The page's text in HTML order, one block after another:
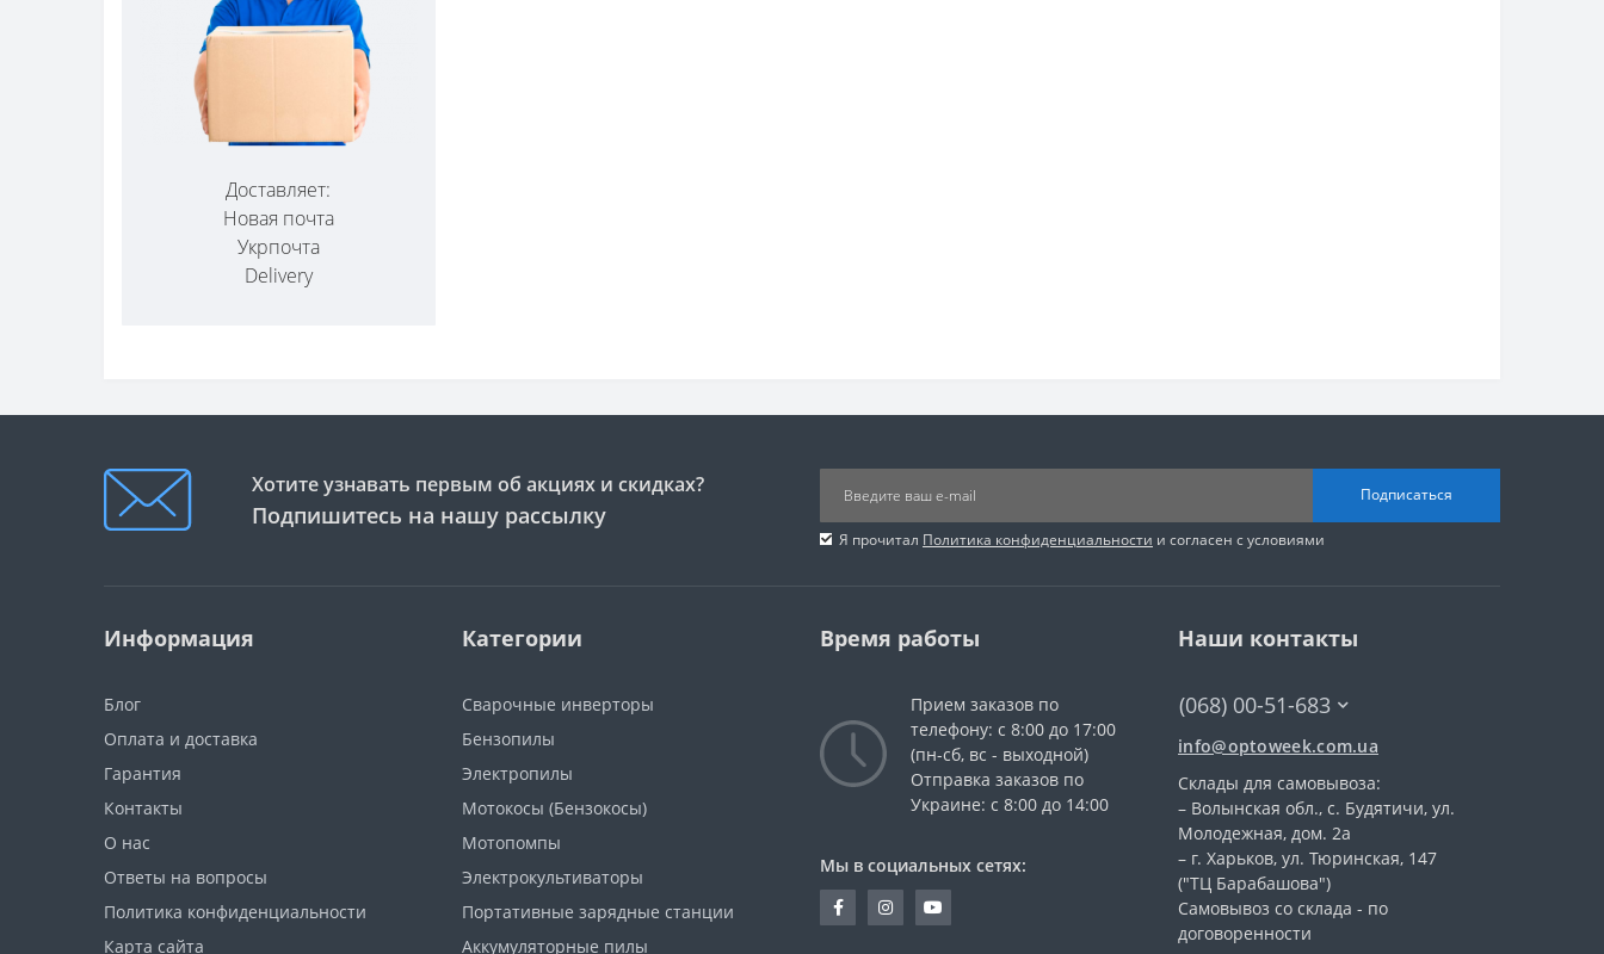
Доставляет:
Новая почта
Укрпочта
Delivery
Хотите узнавать первым об акциях и скидках?
Подпишитесь на нашу рассылку
Подписаться
Я прочитал Политика конфиденциальности и согласен с условиями
Информация
Блог
Оплата и доставка
Гарантия
Контакты
О нас
Ответы на вопросы
Политика конфиденциальности
Карта сайта
Категории
Сварочные инверторы
Бензопилы
Электропилы
Мотокосы (Бензокосы)
Мотопомпы
Электрокультиваторы
Портативные зарядные станции
Аккумуляторные пилы
Время работы
Прием заказов по
телефону: с 8:00 до 17:00
(пн-сб, вс - выходной)
Отправка заказов по
Украине: с 8:00 до 14:00
Мы в социальных сетях:
Наши контакты
(068) 00-51-683
info@optoweek.com.ua
Склады для самовывоза:
– Волынская обл., c. Будятичи, ул.
Молодежная, дом. 2а
– г. Харьков, ул. Тюринская, 147
("ТЦ Барабашова")
Самовывоз со склада - по
договоренности